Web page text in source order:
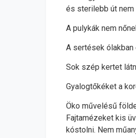
és sterilebb út
A pulykák nem
A sertések ólakban
Sok szép kertet
Gyalogtőkéket a
Öko művelésű
Fajtamézeket kis
kóstolni. Nem